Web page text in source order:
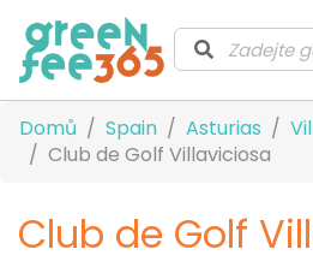
Domů Spain Asturias
Club de Golf Villaviciosa
Club de Golf